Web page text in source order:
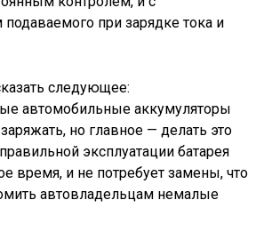
при зарядке тока и
следующее:
автомобильные аккумуляторы
но главное — делать это
эксплуатации батарея
время, и не потребует замены, что
автовладельцам немалые